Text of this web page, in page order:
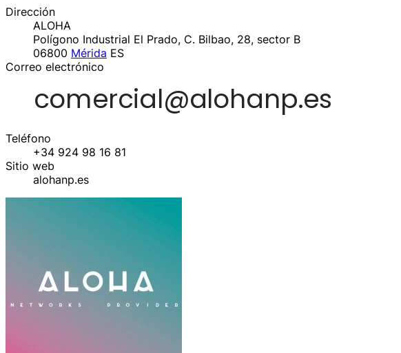
Dirección
ALOHA
Polígono Industrial El Prado, C. Bilbao, 28, sector B
06800 Mérida ES
Correo electrónico
Teléfono
+34 924 98 16 81
Sitio web
alohanp.es